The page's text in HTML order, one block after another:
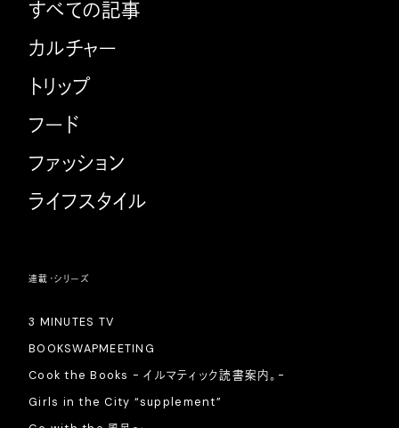
すべての記事
カルチャー
トリップ
フード
ファッション
ライフスタイル
連載・シリーズ
3 MINUTES TV
BOOKSWAPMEETING
Cook the Books - イルマティック読書案内。-
Girls in the City “supplement”